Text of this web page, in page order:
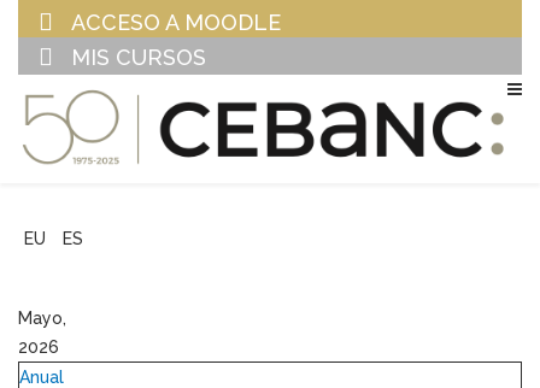
ACCESO A MOODLE
MIS CURSOS
EU ES
Mayo,
2026
Anual